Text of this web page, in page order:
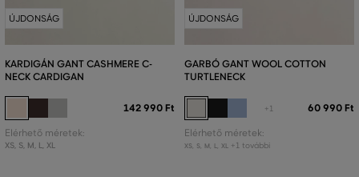
ÚJDONSÁG
KARDIGÁN GANT CASHMERE C-
NECK CARDIGAN
142 990 Ft
Elérhető méretek:
XS, S, M, L, XL
ÚJDONSÁG
GARBÓ GANT WOOL COTTON
TURTLENECK
+1 60 990 Ft
Elérhető méretek:
XS, S, M L XL +1 további